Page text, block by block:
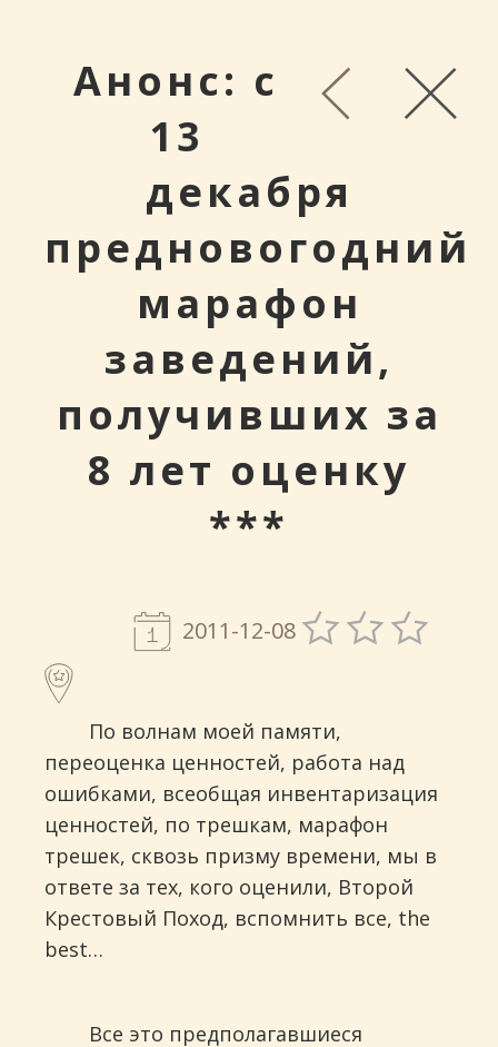
Анонс: с
13
декабря
предновогодний
марафон
заведений,
получивших за
8 лет оценку
***
2011-12-08
По волнам моей памяти,
переоценка ценностей, работа над
ошибками, всеобщая инвентаризация
ценностей, по трешкам, марафон
трешек, сквозь призму времени, мы в
ответе за тех, кого оценили, Второй
Крестовый Поход, вспомнить все, the
best…
Все это предполагавшиеся